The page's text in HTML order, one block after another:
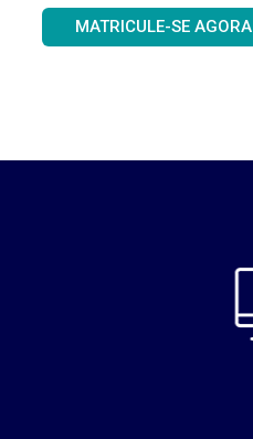
MATRICULE-SE AGORA